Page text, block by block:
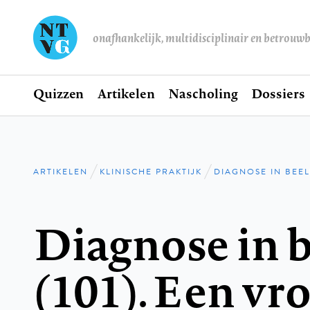
onafhankelijk, multidisciplinair en
Hoofdnavigatie
Home
Quizzen Artikelen Nascholing Dossiers
Kruimelpad
ARTIKELEN KLINISCHE PRAKTIJK DIAGNOSE IN
Diagnose in
(101). Een